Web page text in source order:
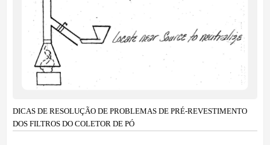
DICAS DE RESOLUÇÃO DE PROBLEMAS DE PRÉ-REVESTIMENTO
DOS FILTROS DO COLETOR DE PÓ